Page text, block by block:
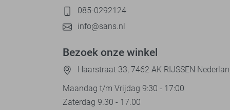
085-0292124
info@sans.nl
Bezoek onze winkel
Haarstraat 33, 7462 AK RIJSSEN
Maandag t/m Vrijdag 9:30 - 17:00
Zaterdag 9.30 - 17.00